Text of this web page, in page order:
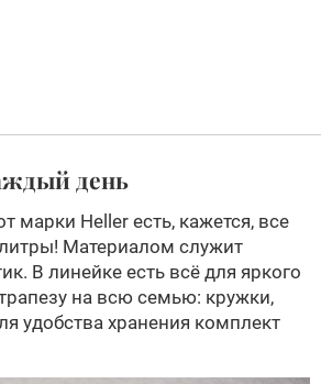
день
марки Heller есть, кажется, все
Материалом служит
В линейке есть всё для яркого
на всю семью: кружки,
удобства хранения комплект